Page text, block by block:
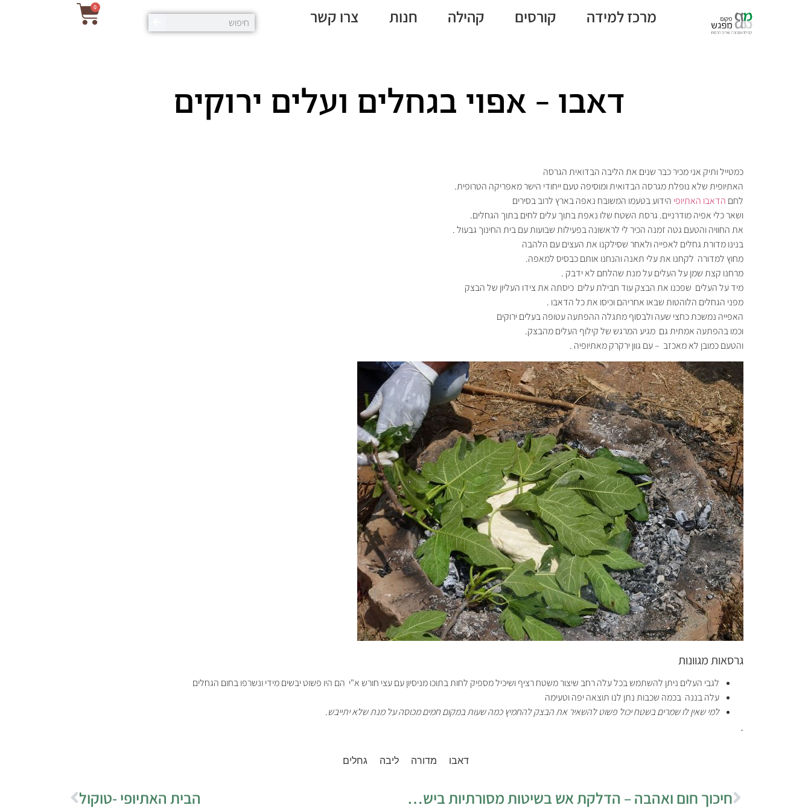
מרכז למידה קורסים קהילה חנות צרו קשר 0
דאבו – אפוי בגחלים ועלים ירוקים
כמטייל ותיק אני מכיר כבר שנים את הליבה הבדואית הגרסה
האתיופית שלא נופלת מגרסה הבדואית ומוסיפה טעם ייחודי הישר מאפריקה הטרופית.
לחם הדאבו האתיופי הידוע בטעמו המשובח נאפה בארץ לרוב בסירים
ושאר כלי אפיה מודרניים. גרסת השטח שלו נאפת בתוך עלים לחים בתוך הגחלים.
את החוויה והטעם גטה זמנה הכיר לי לראשונה בפעילות שבועות עם בית החינוך גבעול .
בנינו מדורת גחלים לאפייה ולאחר שסילקנו את העצים עם הלהבה
מחוץ למדורה לקחנו את עלי תאנה והנחנו אותם כבסיס למאפה.
מרחנו קצת שמן על העלים על מנת שהלחם לא ידבק .
מיד על העלים שפכנו את הבצק עוד חבילת עלים כיסתה את צידו העליון של הבצק
מפני הגחלים הלוהטות שבאו אחריהם וכיסו את כל הדאבו .
האפייה נמשכת כחצי שעה ולבסוף מתגלה ההפתעה עטופה בעלים ירוקים
וכמו בהפתעה אמתית גם מגיע המרגש של קילוף העלים מהבצק.
והטעם כמובן לא מאכזב – עם גוון ירקרק מאתיופיה .
גרסאות מגוונות
לגבי העלים ניתן להשתמש בכל עלה רחב שיצור משטח רציף ושיכיל מספיק לחות בתוכו מניסיון עם עצי חורש א"י הם היו פשוט יבשים מידי ונשרפו בחום הגחלים
עלה בננה בכמה שכבות נתן לנו תוצאה יפה וטעימה
למי שאין לו שמרים בשטח יכול פשוט להשאיר את הבצק להחמיץ כמה שעותבמקום חמים מכוסה על מנת שלא יתייבש.
.
דאבו מדורה ליבה גחלים
חיכוך חום ואהבה – הדלקת אש בשיטות מסורתיות בישראל הבית האתיופי -טוקול